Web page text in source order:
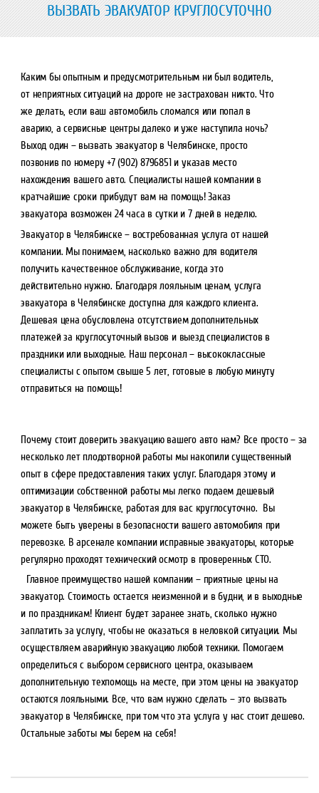
ВЫЗВАТЬ ЭВАКУАТОР КРУГЛОСУТОЧНО
Каким бы опытным и предусмотрительным ни был водитель,
от неприятных ситуаций на дороге не застрахован никто. Что
же делать, если ваш автомобиль сломался или попал в
аварию, а сервисные центры далеко и уже наступила ночь?
Выход один – вызвать эвакуатор в Челябинске, просто
позвонив по номеру +7 (902) 8796851 и указав место
нахождения вашего авто. Специалисты нашей компании в
кратчайшие сроки прибудут вам на помощь! Заказ
эвакуатора возможен 24 часа в сутки и 7 дней в неделю.
Эвакуатор в Челябинске – востребованная услуга от нашей
компании. Мы понимаем, насколько важно для водителя
получить качественное обслуживание, когда это
действительно нужно. Благодаря лояльным ценам, услуга
эвакуатора в Челябинске доступна для каждого клиента.
Дешевая цена обусловлена отсутствием дополнительных
платежей за круглосуточный вызов и выезд специалистов в
праздники или выходные. Наш персонал – высококлассные
специалисты с опытом свыше 5 лет, готовые в любую минуту
отправиться на помощь!
Почему стоит доверить эвакуацию вашего авто нам? Все просто – за
несколько лет плодотворной работы мы накопили существенный
опыт в сфере предоставления таких услуг. Благодаря этому и
оптимизации собственной работы мы легко подаем дешевый
эвакуатор в Челябинске, работая для вас круглосуточно. Вы
можете быть уверены в безопасности вашего автомобиля при
перевозке. В арсенале компании исправные эвакуаторы, которые
регулярно проходят технический осмотр в проверенных СТО.
Главное преимущество нашей компании – приятные цены на
эвакуатор. Стоимость остается неизменной и в будни, и в выходные
и по праздникам! Клиент будет заранее знать, сколько нужно
заплатить за услугу, чтобы не оказаться в неловкой ситуации. Мы
осуществляем аварийную эвакуацию любой техники. Помогаем
определиться с выбором сервисного центра, оказываем
дополнительную техпомощь на месте, при этом цены на эвакуатор
остаются лояльными. Все, что вам нужно сделать – это вызвать
эвакуатор в Челябинске, при том что эта услуга у нас стоит дешево.
Остальные заботы мы берем на себя!